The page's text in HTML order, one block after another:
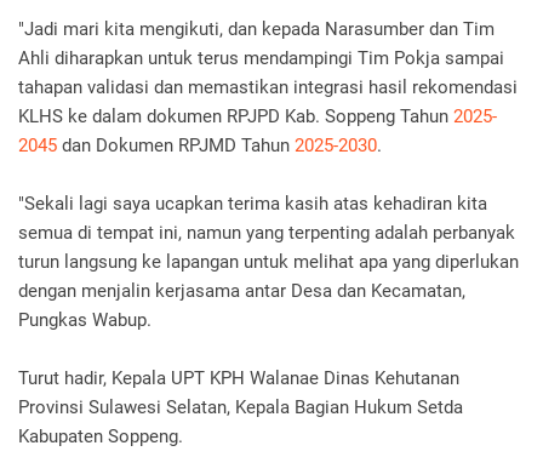
"Jadi mari kita mengikuti, dan kepada Narasumber dan Tim
Ahli diharapkan untuk terus mendampingi Tim Pokja sampai
tahapan validasi dan memastikan integrasi hasil rekomendasi
KLHS ke dalam dokumen RPJPD Kab. Soppeng Tahun 2025-
2045 dan Dokumen RPJMD Tahun 2025-2030.
"Sekali lagi saya ucapkan terima kasih atas kehadiran kita
semua di tempat ini, namun yang terpenting adalah perbanyak
turun langsung ke lapangan untuk melihat apa yang diperlukan
dengan menjalin kerjasama antar Desa dan Kecamatan,
Pungkas Wabup.
Turut hadir, Kepala UPT KPH Walanae Dinas Kehutanan
Provinsi Sulawesi Selatan, Kepala Bagian Hukum Setda
Kabupaten Soppeng.